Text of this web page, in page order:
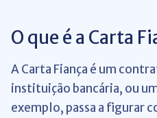
O que é a Carta
A Carta Fiança é um
instituição bancária, ou
exemplo, passa a figurar